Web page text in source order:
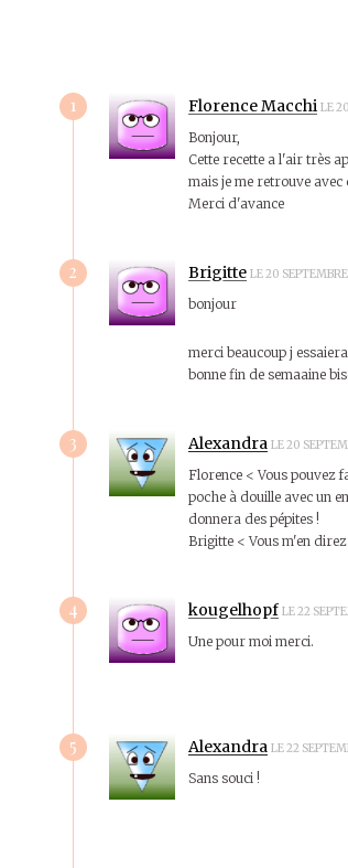
1 Florence Macchi LE
Bonjour,
Cette recette a l'air très
mais je me retrouve
Merci d'avance
2 Brigitte LE 20
bonjour
merci beaucoup j
bonne fin de semaaine
3 Alexandra LE 20
Florence < Vous pouvez
poche à douille avec un
donnera des pépites !
Brigitte < Vous m'en
4 kougelhopf LE 22
Une pour moi merci.
5 Alexandra LE 22
Sans souci !